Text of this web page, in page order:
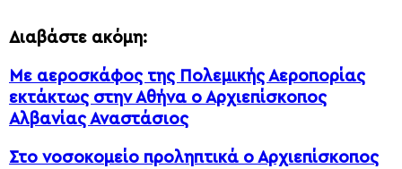
Διαβάστε ακόμη:
Με αεροσκάφος της Πολεμικής Αεροπορίας
εκτάκτως στην Αθήνα ο Αρχιεπίσκοπος
Αλβανίας Αναστάσιος
Στο νοσοκομείο προληπτικά ο Αρχιεπίσκοπος